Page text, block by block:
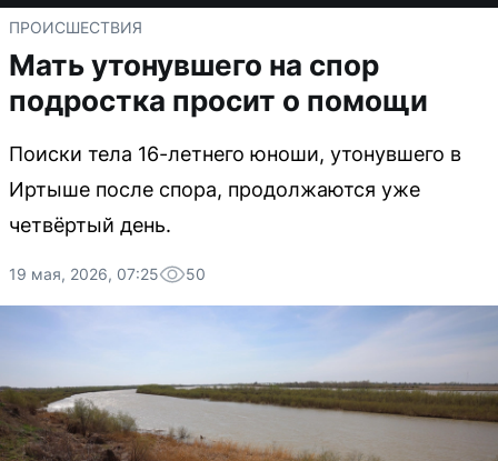
ПРОИСШЕСТВИЯ
Мать утонувшего на спор
подростка просит о помощи
Поиски тела 16-летнего юноши, утонувшего в
Иртыше после спора, продолжаются уже
четвёртый день.
19 мая, 2026, 07:25 50